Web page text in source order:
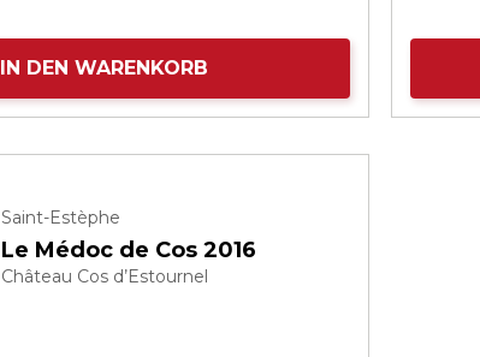
IN DEN WARENKORB
Saint-Estèphe
Le Médoc de Cos 2016
Château Cos d’Estournel